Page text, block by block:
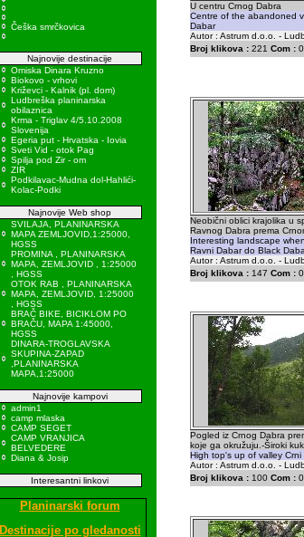
Češka smrčkovica
Najnovije destinacije
Omiska Dinara Kruzno
Biokovo - vrhovi
Križevci - Kalnik (pl. dom)
Ludbreška planinarska
obilaznica
Krma - Triglav 4/5.10.2008
Slovenija
Egeria put - Hrvatska - Iovia
Sveti Vid - otok Pag
Spilja pod Zir - om
ZIR
Podkilavac-Mudna dol-Hahlići-
Kolac-Podki
Najnovije Web shop
SVILAJA, PLANINARSKA
MAPA ZEMLJOVID,1:25000,
HGSS
PROMINA , PLANINARSKA
MAPA, ZEMLJOVID , 1:25000
, HGSS
OTOK RAB , PLANINARSKA
MAPA, ZEMLJOVID, 1:25000
, HGSS
BRAČ BIKE, BICIKLOM PO
BRAČU, MAPA 1:45000,
HGSS
DINARA-TROGLAVSKA
SKUPINA-ZAPAD
,PLANINARSKA
MAPA,1:25000
Najnovije kampovi
admin1
camp mlaska
CAMP SEGET
CAMP VRANJICA
BELVEDERE
Diana & Josip
Interesantni linkovi
Planinarski forum
Destinacije po gledanosti
U centru Crnog Dabra
Centre of the abandoned
Dabar
Autor : Astrum d.o.o. -
Broj klikova : 221 Com : 0
Neobični oblici krajolika u
Ravnog Dabra prema
Interesting landscape
Ravni Dabar do Black
Autor : Astrum d.o.o. -
Broj klikova : 147 Com : 0
Pogled iz Crnog Dabra
koje ga okružuju.-Široki kuk.
High top's up of valley Crni
Autor : Astrum d.o.o. -
Broj klikova : 100 Com : 0